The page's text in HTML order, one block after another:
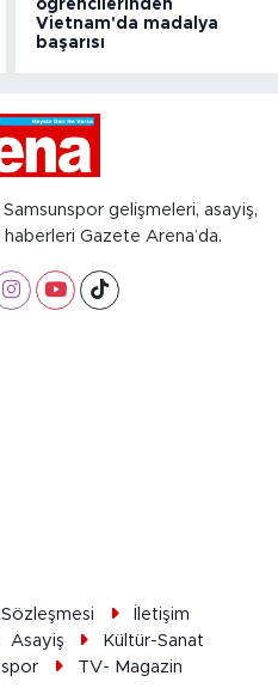
öğrencilerinden
Vietnam'da madalya
başarısı
gelişmeleri, asayiş,
Gazete Arena’da.
İletişim
Asayiş
Kültür-Sanat
TV- Magazin